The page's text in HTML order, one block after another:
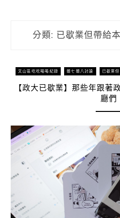
分類: 已歇業但帶給
文山區吃吃喝喝紀錄 雜七雜八討論 已歇業
【政大已歇業】那些年跟著
廳們